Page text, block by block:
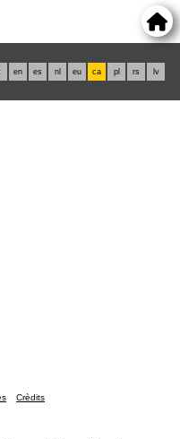
en es nl eu ca pl rs lv
Crèdits